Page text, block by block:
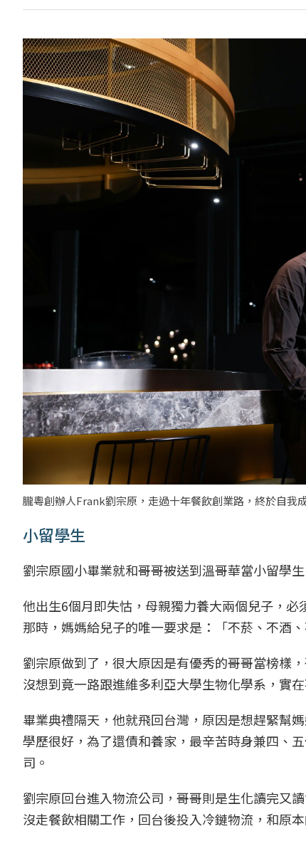
朧粵創辦人Frank劉宗原，走過十年餐飲創業路，終於自我
小留學生
劉宗原國小畢業就和哥哥被送到溫哥華當小留學
他出生6個月即失怙，母親獨力養大兩個兒子，
那時，媽媽給兒子的唯一要求是：「不菸、不酒
劉宗原做到了，很大原因是有優秀的哥哥當榜樣
沒想到竟一路跟進維多利亞大學生物化學系，實
畢業典禮隔天，他就飛回台灣，原因是想趕緊幫
學歷很好，為了還債和養家，最辛苦時身兼四、
司。
劉宗原回台進入物流公司，哥哥則是生化讀完又
沒走餐飲相關工作，回台後投入冷鏈物流，和原